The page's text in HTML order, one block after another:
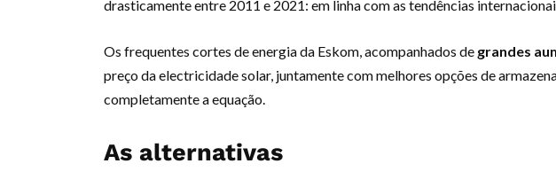
drasticamente entre 2011 e 2021: em linha com as tendências
Os frequentes cortes de energia da Eskom, acompanhados de grandes
preço da electricidade solar, juntamente com melhores opções de
completamente a equação.
As alternativas